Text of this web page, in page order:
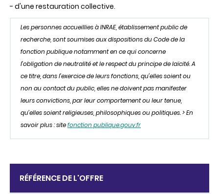
- d'une restauration collective.
Les personnes accueillies à INRAE, établissement public de
recherche, sont soumises aux dispositions du Code de la
fonction publique notamment en ce qui concerne
l’obligation de neutralité et le respect du principe de laïcité. A
ce titre, dans l’exercice de leurs fonctions, qu’elles soient ou
non au contact du public, elles ne doivent pas manifester
leurs convictions, par leur comportement ou leur tenue,
qu’elles soient religieuses, philosophiques ou politiques. > En
savoir plus : sitefonction publique.gouv.fr
RÉFÉRENCE DE L'OFFRE